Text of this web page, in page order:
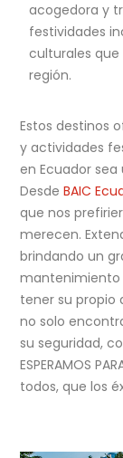
acogedora y
festividades
culturales
región.
Estos destinos
y actividades
en Ecuador
DesdeBAIC
que nos
merecen.
brindando un
mantenimiento
tener su propio
no solo
su seguridad,
ESPERAMOS
todos, que los